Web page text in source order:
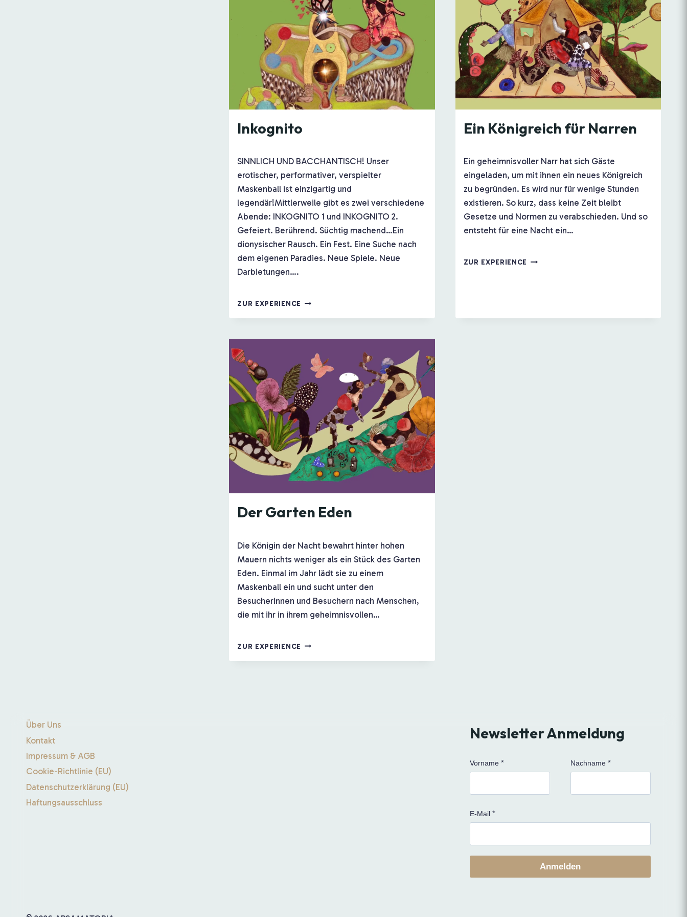
Inkognito
SINNLICH UND BACCHANTISCH! Unser
erotischer, performativer, verspielter
Maskenball ist einzigartig und
legendär!Mittlerweile gibt es zwei verschiedene
Abende: INKOGNITO 1 und INKOGNITO 2.
Gefeiert. Berührend. Süchtig machend…Ein
dionysischer Rausch. Ein Fest. Eine Suche nach
dem eigenen Paradies. Neue Spiele. Neue
Darbietungen….
ZUR EXPERIENCE INKOGNITO
Ein Königreich für Narren
Ein geheimnisvoller Narr hat sich Gäste
eingeladen, um mit ihnen ein neues Königreich
zu begründen. Es wird nur für wenige Stunden
existieren. So kurz, dass keine Zeit bleibt
Gesetze und Normen zu verabschieden. Und so
entsteht für eine Nacht ein…
ZUR EXPERIENCE EIN
Der Garten Eden
Die Königin der Nacht bewahrt hinter hohen
Mauern nichts weniger als ein Stück des Garten
Eden. Einmal im Jahr lädt sie zu einem
Maskenball ein und sucht unter den
Besucherinnen und Besuchern nach Menschen,
die mit ihr in ihrem geheimnisvollen…
ZUR EXPERIENCE DER
Über Uns
Kontakt
Impressum & AGB
Cookie-Richtlinie (EU)
Datenschutzerklärung (EU)
Haftungsausschluss
Newsletter Anmeldung
Vorname Nachname
E-Mail
Anmelden